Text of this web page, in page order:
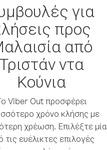
για
προς
από
Τριστάν ντα
Κούνια
Viber Out προσφέρει
χρόνο κλήσης με
χρέωση. Επιλέξτε μία
τις ευέλικτες επιλογές